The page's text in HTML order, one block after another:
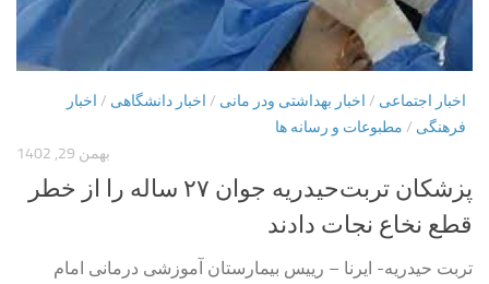
اخبار اجتماعی / اخبار بهداشتی ودر مانی / اخبار دانشگاهی / اخبار
فرهنگی / مطبوعات و رسانه ها
بهمن 29, 1402
پزشکان تربت‌حیدریه جوان ۲۷ ساله را از خطر
قطع نخاع نجات دادند
تربت حیدریه- ایرنا – رییس بیمارستان آموزشی درمانی امام